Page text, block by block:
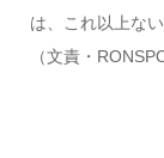
は、これ以上な
（文責・